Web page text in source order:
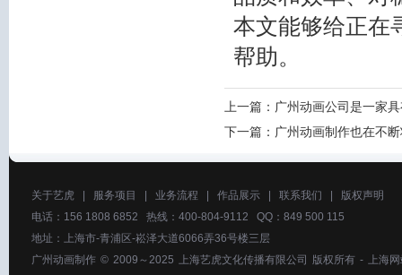
本文能够给正在
帮助。
上一篇： 广州动画公司是一家
下一篇： 广州动画制作也在不
关于艺虎 服务项目 业务流程 作品展示 联系我们
版权声明
电话：156 1808 6852 热线：400-804-9112 QQ：849 500 115
地址：上海市-青浦区-崧泽大道6066弄36号楼三层
广州动画制作 © 2009～2025 上海艺虎文化传播有限公司 版权所有 - 上海